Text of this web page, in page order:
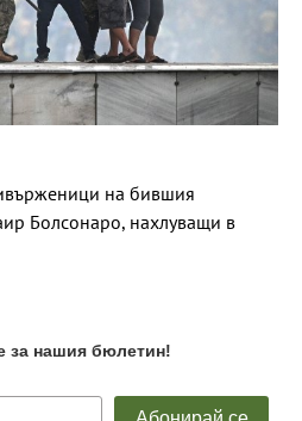
на бившия
Болсонаро, нахлуващи в